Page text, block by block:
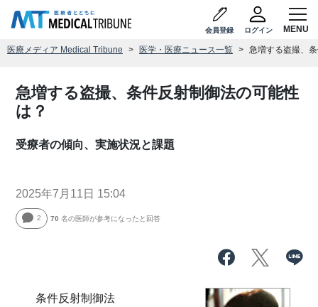
会員登録 ログイン
医療メディア Medical Tribune 医学・医療ニュース一覧 急増する盗撮、
急増する盗撮、条件反射制御法の可能性
は？
受療者の傾向、実施状況と課題
2025年7月11日 15:04
2 70 名の医師が参考になったと回答
条件反射制御法